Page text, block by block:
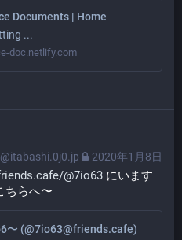
Documents | Home
...
doc.netlify.com
2020年1月8日
@7io63 にいます
ちらへ〜
〜 (@7io63@friends.cafe)